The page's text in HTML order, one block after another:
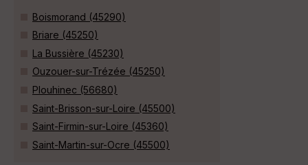
Boismorand (45290)
Briare (45250)
La Bussière (45230)
Ouzouer-sur-Trézée (45250)
Plouhinec (56680)
Saint-Brisson-sur-Loire (45500)
Saint-Firmin-sur-Loire (45360)
Saint-Martin-sur-Ocre (45500)